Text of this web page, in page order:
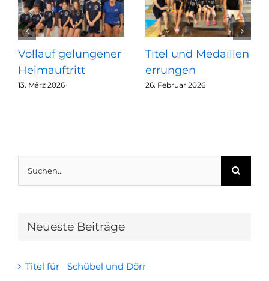
Vollauf gelungener
Heimauftritt
13. März 2026
Titel und Medaillen
errungen
26. Februar 2026
Suche
nach:
Neueste Beiträge
Titel für Schübel und Dörr